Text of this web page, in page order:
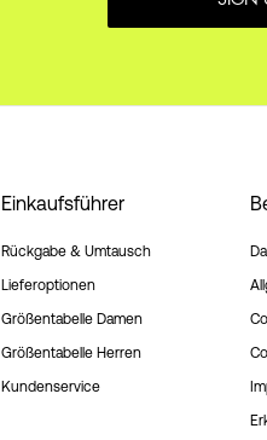
Einkaufsführer
Rückgabe & Umtausch
Lieferoptionen
Größentabelle Damen
Größentabelle Herren
Kundenservice